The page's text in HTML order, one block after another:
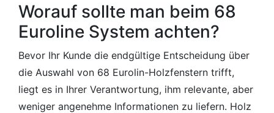
Worauf sollte man beim 68
Euroline System achten?
Bevor Ihr Kunde die endgültige Entscheidung über
die Auswahl von 68 Eurolin-Holzfenstern trifft,
liegt es in Ihrer Verantwortung, ihm relevante, aber
weniger angenehme Informationen zu liefern. Holz